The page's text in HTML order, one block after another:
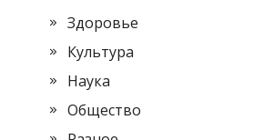
Здоровье
Культура
Наука
Общество